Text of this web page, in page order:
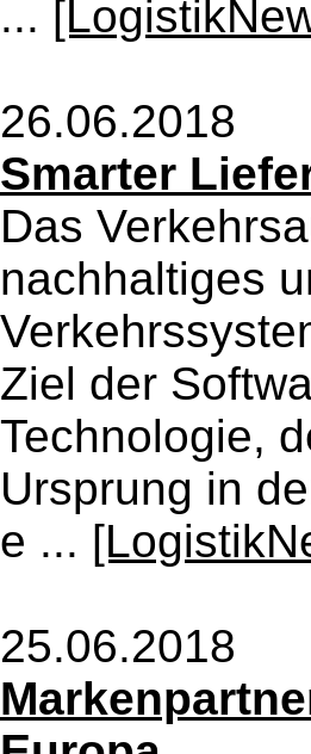
...
26.06.2018
Smarter
Das
nachhaltiges
Ziel der
Technologie,
Ursprung in
e ...
25.06.2018